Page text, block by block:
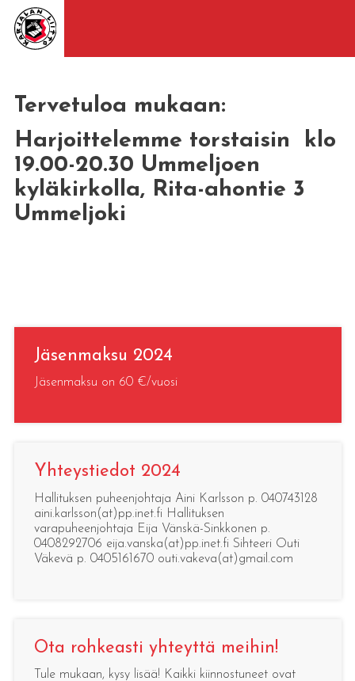
Tervetuloa mukaan:
Harjoittelemme torstaisin klo
19.00-20.30 Ummeljoen
kyläkirkolla, Rita-ahontie 3
Ummeljoki
Jäsenmaksu 2024
Jäsenmaksu on 60 €/vuosi
Yhteystiedot 2024
Hallituksen puheenjohtaja Aini Karlsson p. 040743128
aini.karlsson(at)pp.inet.fi Hallituksen
varapuheenjohtaja Eija Vänskä-Sinkkonen p.
0408292706 eija.vanska(at)pp.inet.fi Sihteeri Outi
Väkevä p. 0405161670 outi.vakeva(at)gmail.com
Ota rohkeasti yhteyttä meihin!
Tule mukaan, kysy lisää! Kaikki kiinnostuneet ovat